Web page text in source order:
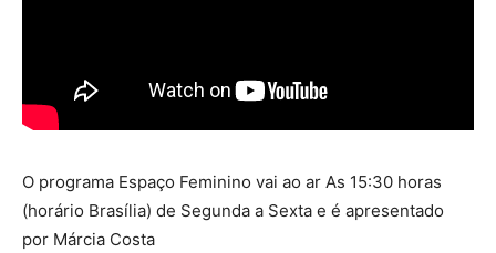
O programa Espaço Feminino vai ao ar As 15:30 horas
(horário Brasília) de Segunda a Sexta e é apresentado
por Márcia Costa